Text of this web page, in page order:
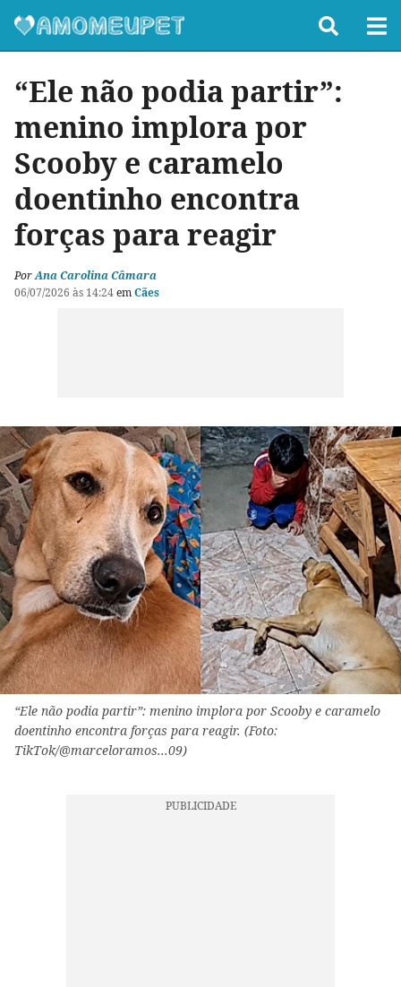
“Ele não podia partir”:
menino implora por
Scooby e caramelo
doentinho encontra
forças para reagir
PorAna Carolina Câmara
06/07/2026 às 14:24emCães
“Ele não podia partir”: menino implora por Scooby e caramelo
doentinho encontra forças para reagir. (Foto:
TikTok/@marceloramos...09)